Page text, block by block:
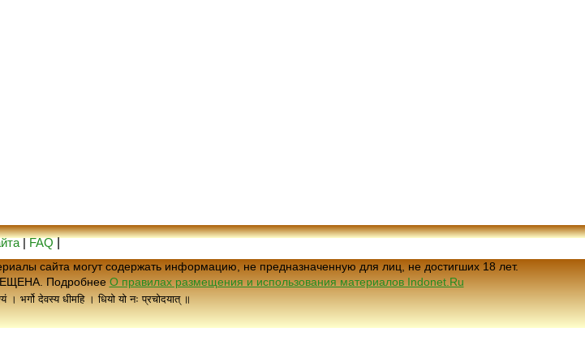
|FAQ|
сайта могут содержать информацию, не предназначенную для лиц, не достигших 18 лет.
Подробнее О правилах размещения и использования материалов Indonet.Ru
। भर्गो देवस्य धीमहि । धियो यो नः प्रचोदयात् ॥